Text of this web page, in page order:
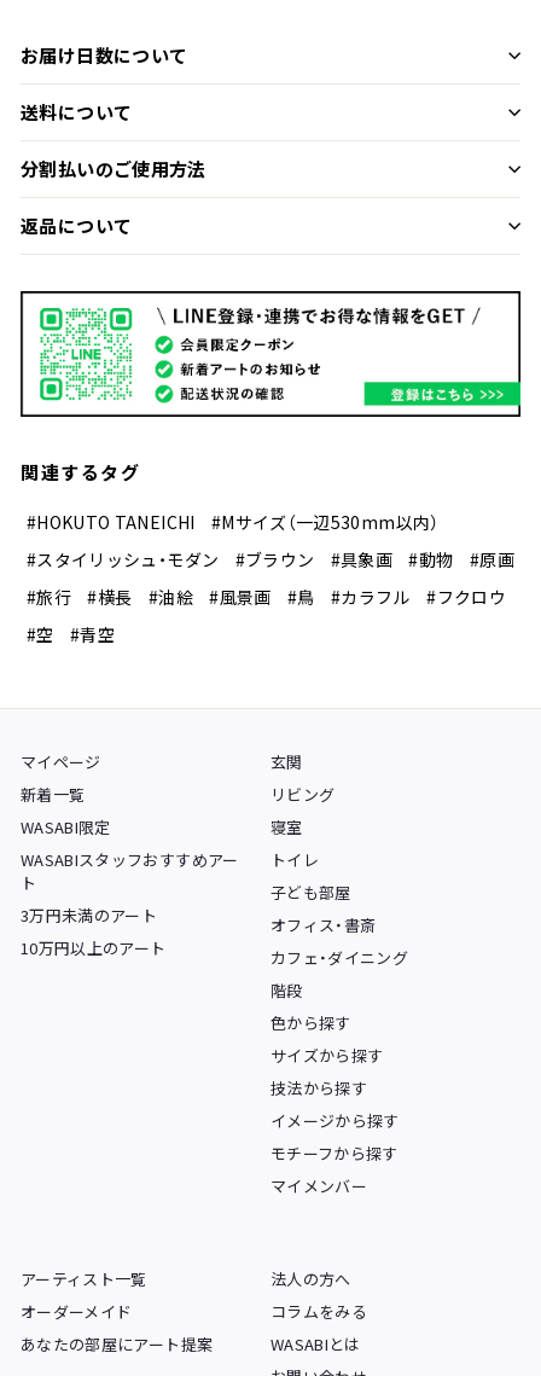
お届け日数について
送料について
分割払いのご使用方法
返品について
関連するタグ
#HOKUTO TANEICHI
#Mサイズ（一辺530mm以内）
#スタイリッシュ・モダン
#ブラウン #具象画 #動物
#原画
#旅行
#横長 #油絵 #風景画 #鳥 #カラフル
#フクロウ
#空
#青空
マイページ
新着一覧
WASABI限定
WASABIスタッフおすすめアー
ト
3万円未満のアート
10万円以上のアート
玄関
リビング
寝室
トイレ
子ども部屋
オフィス・書斎
カフェ・ダイニング
階段
色から探す
サイズから探す
技法から探す
イメージから探す
モチーフから探す
マイメンバー
アーティスト一覧
オーダーメイド
あなたの部屋にアート提案
法人の方へ
コラムをみる
WASABIとは